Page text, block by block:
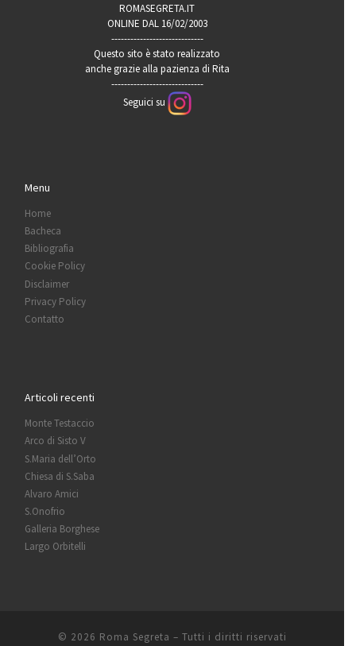
ROMASEGRETA.IT
ONLINE DAL 16/02/2003
-----------------------------
Questo sito è stato realizzato
anche grazie alla pazienza di Rita
-----------------------------
Seguici su
Menu
Home
Bacheca
Bibliografia
Cookie Policy
Disclaimer
Privacy Policy
Contatto
Articoli recenti
Monte Testaccio
Arco di Sisto V
S.Maria dell’Orto
Chiesa di S.Saba
Alvaro Amici
S.Onofrio
Galleria Borghese
Largo Orbitelli
© 2026 Roma Segreta – Tutti i diritti riservati